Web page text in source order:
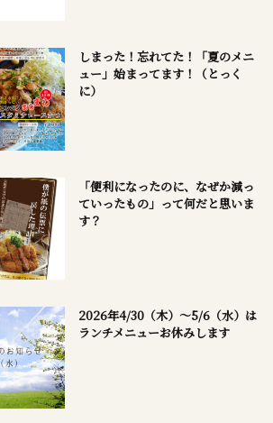
しまった！忘れてた！「夏のメニ
ュー」始まってます！（とっく
に）
「便利になったのに、なぜか減っ
ていったもの」って何だと思いま
す？
2026年4/30（木）～5/6（水）は
ランチメニューお休みします